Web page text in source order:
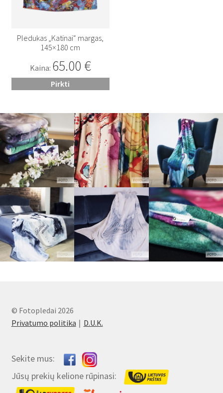
Pledukas „Katinai“ margas,
145×180 cm
Kaina: 65.00 €
Pirkti
© Fotopledai 2026
Privatumo politika
D.U.K.
Sekite mus:
Jūsų prekių kelione rūpinasi: